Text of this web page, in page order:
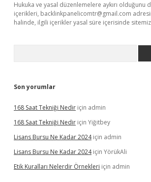
Hukuka ve yasal düzenlemelere aykırı olduğunu
içerikleri, backlinkpanelicomtr@gmail.com
halinde, ilgili içerikler yasal süre içerisinde
Son yorumlar
168 Saat Tekniği Nedir için admin
168 Saat Tekniği Nedir için Yiğitbey
Lisans Bursu Ne Kadar 2024için admin
Lisans Bursu Ne Kadar 2024için YörükAli
Etik Kuralları Nelerdir Örnekleri için admin